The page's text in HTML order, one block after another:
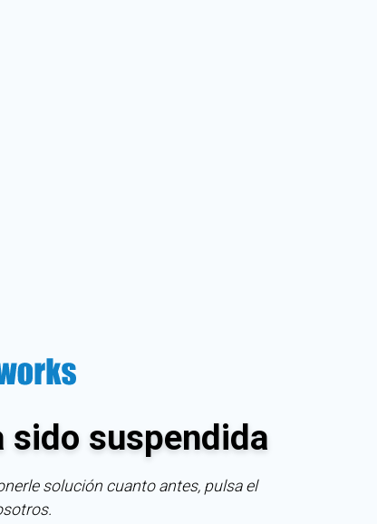
sido suspendida
solución cuanto antes, pulsa el